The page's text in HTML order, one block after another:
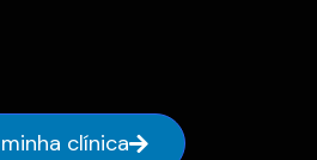
clínica